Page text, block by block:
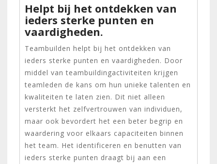
Helpt bij het ontdekken van
ieders sterke punten en
vaardigheden.
Teambuilden helpt bij het ontdekken van
ieders sterke punten en vaardigheden. Door
middel van teambuildingactiviteiten krijgen
teamleden de kans om hun unieke talenten en
kwaliteiten te laten zien. Dit niet alleen
versterkt het zelfvertrouwen van individuen,
maar ook bevordert het een beter begrip en
waardering voor elkaars capaciteiten binnen
het team. Het identificeren en benutten van
ieders sterke punten draagt bij aan een